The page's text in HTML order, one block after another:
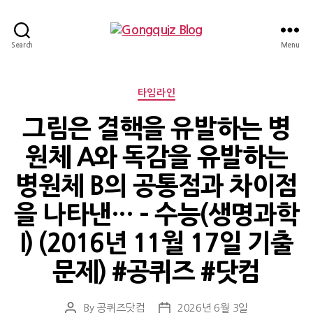
Search Menu
Categories
타임라인
그림은 결핵을 유발하는 병
원체 A와 독감을 유발하는
병원체 B의 공통점과 차이점
을 나타낸… – 수능(생명과학
I) (2016년 11월 17일 기출
문제) #공퀴즈 #닷컴
PostBy 공퀴즈닷컴
Post2026년 6월 3일